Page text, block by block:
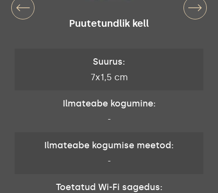
Puutetundlik kell
Suurus:
7x1,5 cm
Ilmateabe kogumine:
-
Ilmateabe kogumise meetod:
-
Toetatud Wi-Fi sagedus: